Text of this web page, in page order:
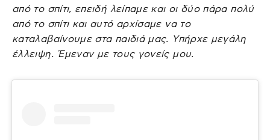
από το σπίτι, επειδή λείπαμε και οι δύο πάρα πολύ
από το σπίτι και αυτό αρχίσαμε να το
καταλαβαίνουμε στα παιδιά μας. Υπήρχε μεγάλη
έλλειψη. Έμεναν με τους γονείς μου.